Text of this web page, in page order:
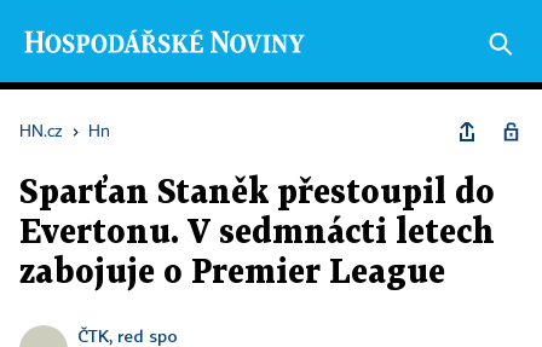
HN.cz › Hn
Sparťan Staněk přestoupil do
Evertonu. V sedmnácti letech
zabojuje o Premier League
ČTK, red spo